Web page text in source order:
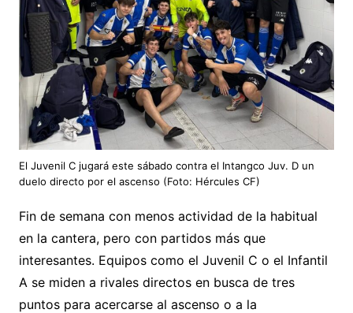
El Juvenil C jugará este sábado contra el Intangco Juv. D un
duelo directo por el ascenso (Foto: Hércules CF)
Fin de semana con menos actividad de la habitual
en la cantera, pero con partidos más que
interesantes. Equipos como el Juvenil C o el Infantil
A se miden a rivales directos en busca de tres
puntos para acercarse al ascenso o a la